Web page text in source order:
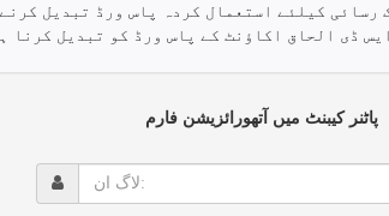
کیلئے استعمال کردہ پاس ورڈ تبدیل
ڈی الحاق اکاؤنٹ کے پاس ورڈ کو تبدیل کرنا
پاٹنر کیبنٹ میں آتھورائزیشن فارم
لاگ